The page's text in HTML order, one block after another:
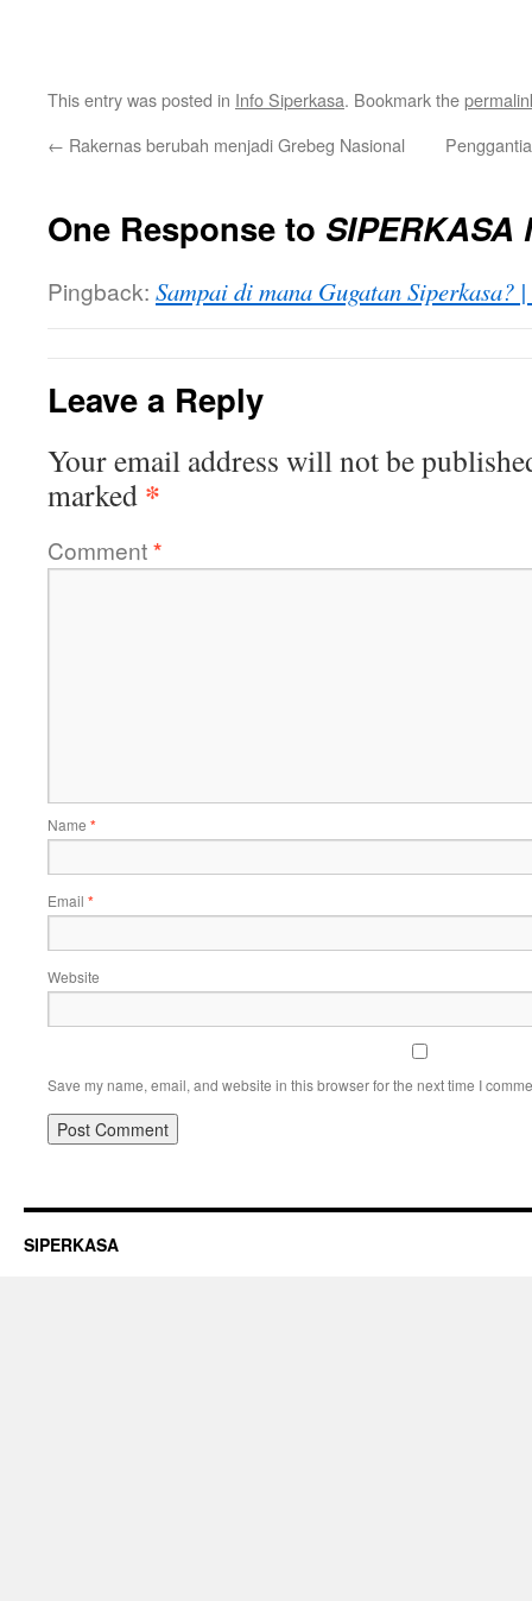
This entry was posted in Info Siperkasa. Bookmark the
← Rakernas berubah menjadi Grebeg Nasional
One Response to SIPERKASA
Pingback: Sampai di mana Gugatan Siperkasa?
Leave a Reply
Your email address will not be
marked *
Comment*
Name *
Email *
Website
Save my name, email, and website in this browser for the next time I
SIPERKASA